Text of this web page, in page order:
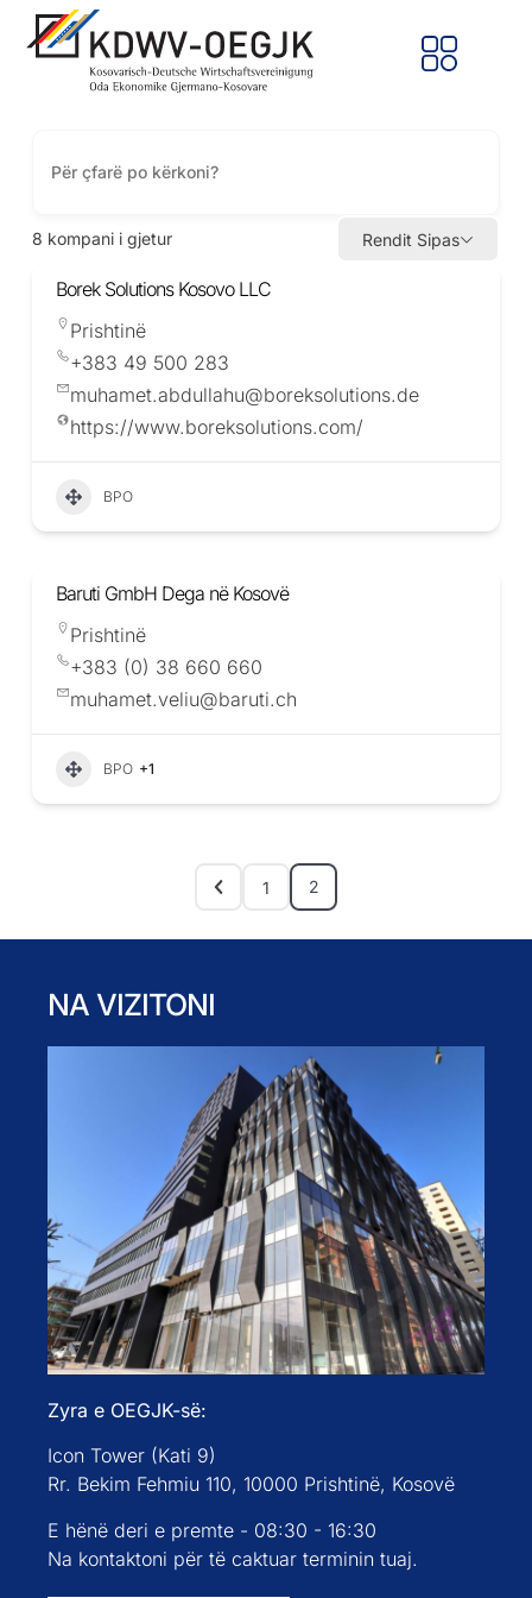
8 kompani i gjetur Rendit Sipas
Borek Solutions Kosovo LLC
Prishtinë
+383 49 500 283
muhamet.abdullahu@boreksolutions.de
https://www.boreksolutions.com/
BPO
Baruti GmbH Dega në Kosovë
Prishtinë
+383 (0) 38 660 660
muhamet.veliu@baruti.ch
BPO +1
1 2
NA VIZITONI
Zyra e OEGJK-së:
Icon Tower (Kati 9)
Rr. Bekim Fehmiu 110, 10000 Prishtinë, Kosovë
E hënë deri e premte - 08:30 - 16:30
Na kontaktoni për të caktuar terminin tuaj.